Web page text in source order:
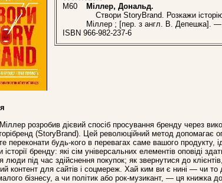
М60
Міллер, Дональд.
Створи StoryBrand. Розкажи
Міллер ; [пер. з англ. В. Депешка].
ISBN 966-982-237-6
розробив дієвий спосіб просування бренду через
(StoryBrand). Цей революційний метод допомагає
переконати будь-кого в перевагах саме вашого продукту,
історії бренду: які сім універсальних елементів оповіді
люди під час здійснення покупок; як звернутися до
контент для сайтів і соцмереж. Хай ким ви є нині — чи то
бізнесу, а чи політик або рок-музикант, — ця книжка